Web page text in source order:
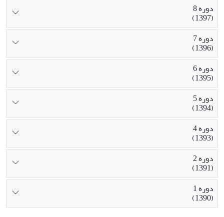
دوره 8
(1397)
دوره 7
(1396)
دوره 6
(1395)
دوره 5
(1394)
دوره 4
(1393)
دوره 2
(1391)
دوره 1
(1390)